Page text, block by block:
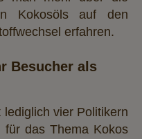
Kokosöls auf den
erfahren.
Besucher als
vier Politikern
für das Thema Kokos